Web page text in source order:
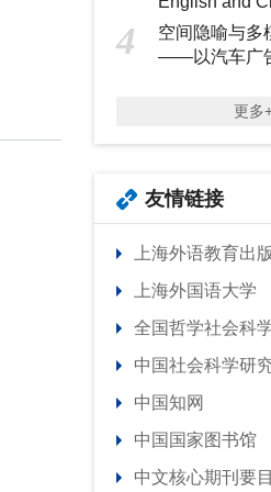
4
空间隐喻与多
——以汽车广
更多
友情链接
上海外语教育出
上海外国语大学
全国哲学社会科
中国社会科学研
中国知网
中国国家图书馆
中文核心期刊要